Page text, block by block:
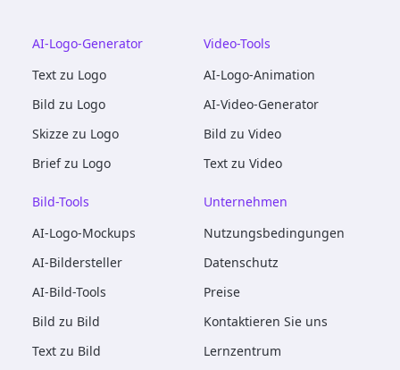
AI-Logo-Generator
Text zu Logo
Bild zu Logo
Skizze zu Logo
Brief zu Logo
Video-Tools
AI-Logo-Animation
AI-Video-Generator
Bild zu Video
Text zu Video
Bild-Tools
AI-Logo-Mockups
AI-Bildersteller
AI-Bild-Tools
Bild zu Bild
Text zu Bild
Unternehmen
Nutzungsbedingungen
Datenschutz
Preise
Kontaktieren Sie uns
Lernzentrum